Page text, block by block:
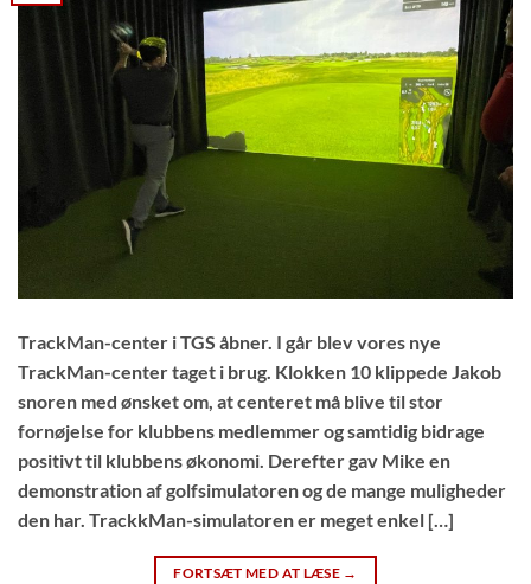
TrackMan-center i TGS åbner. I går blev vores nye
TrackMan-center taget i brug. Klokken 10 klippede Jakob
snoren med ønsket om, at centeret må blive til stor
fornøjelse for klubbens medlemmer og samtidig bidrage
positivt til klubbens økonomi. Derefter gav Mike en
demonstration af golfsimulatoren og de mange muligheder
den har. TrackkMan-simulatoren er meget enkel […]
FORTSÆT MED AT LÆSE →